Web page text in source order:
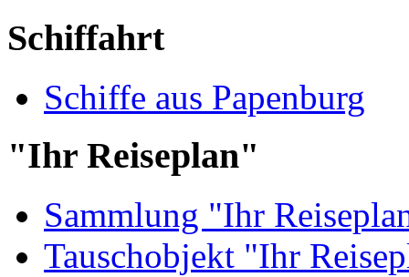
Schiffahrt
Schiffe aus Papenburg
"Ihr Reiseplan"
Sammlung "Ihr
Tauschobjekt "Ihr